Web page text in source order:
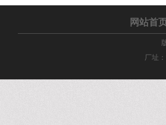
网站首
厂址